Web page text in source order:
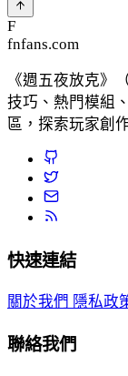
F
fnfans.com
《週五夜放克》
技巧、熱門模組
區，探索玩家創
快速連結
關於我們 隱私政
聯絡我們